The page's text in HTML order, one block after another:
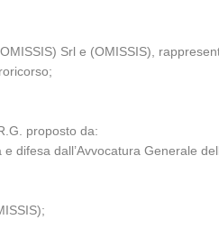
Srl e (OMISSIS),
proposto da:
difesa dall’Avvocatura Generale